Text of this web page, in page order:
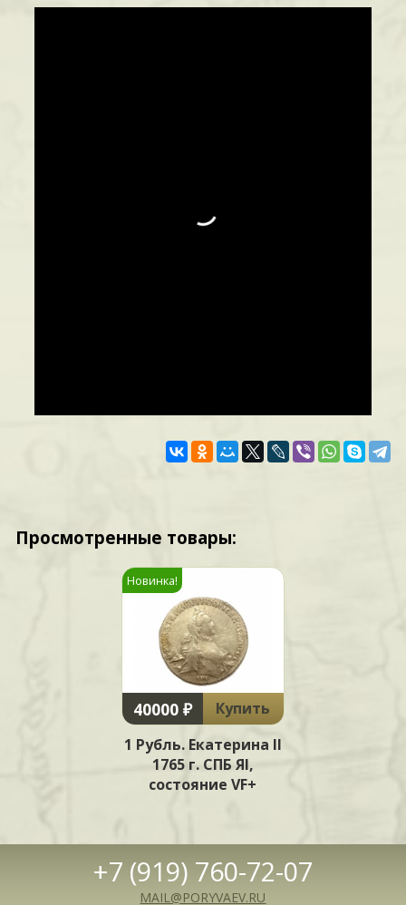
Просмотренные товары:
Новинка!
40000 ₽
Купить
1 Рубль. Екатерина II
1765 г. СПБ ЯI,
состояние VF+
+7 (919) 760-72-07
MAIL@PORYVAEV.RU